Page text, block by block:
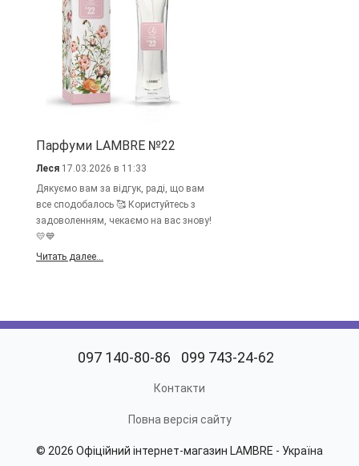
Парфуми LAMBRE №22
Леся 17.03.2026 в 11:33
Дякуємо вам за відгук, раді, що вам
все сподобалось 🥰 Користуйтесь з
задоволенням, чекаємо на вас знову!
💛💙
Читать далее...
097 140-80-86 099 743-24-62
Контакти
Повна версія сайту
© 2026 Офіційний інтернет-магазин LAMBRE - Україна